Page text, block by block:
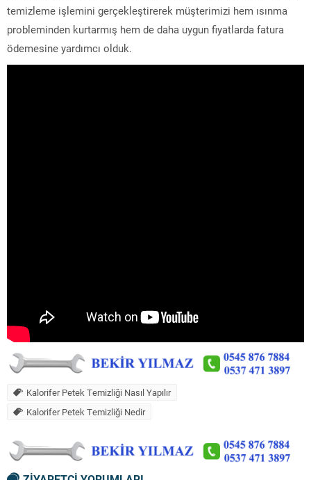
temizleme işlemini gerçekleştirerek müşterimizi hem ısınma
probleminden kurtarmış hem de daha uygun fiyatlarda fatura
ödemesine yardımcı olduk.
Kalorifer Petek Temizliği Nasıl Yapılır
Kalorifer Petek Temizliği Nedir